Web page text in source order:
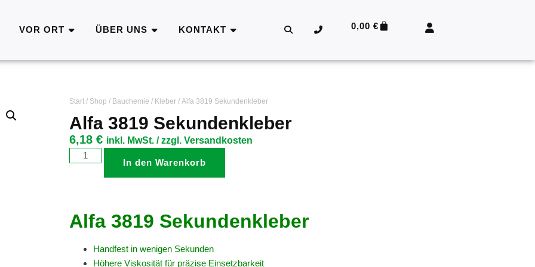
VOR ORT ÜBER UNS KONTAKT 0,00€
Start/ Shop / Bauchemie / Kleber/ Alfa 3819 Sekundenkleber
Alfa 3819 Sekundenkleber
6,18 € inkl. MwSt. / zzgl. Versandkosten
In den Warenkorb
Alfa 3819 Sekundenkleber
Handfest in wenigen Sekunden
Höhere Viskosität für präzise Einsetzbarkeit